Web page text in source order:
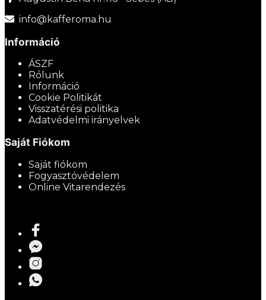
info@kafferoma.hu
Információ
ÁSZF
Rólunk
Információ
Cookie Politikát
Visszatérési politika
Adatvédelmi irányelvek
Saját Fiókom
Saját fiókom
Fogyasztóvédelem
Online Vitarendezés